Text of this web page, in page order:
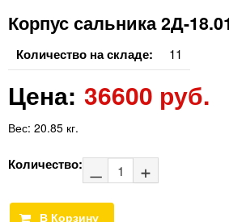
Корпус сальника 2Д-
Количество на складе: 11
Цена: 36600 руб.
Вес: 20.85 кг.
Количество: